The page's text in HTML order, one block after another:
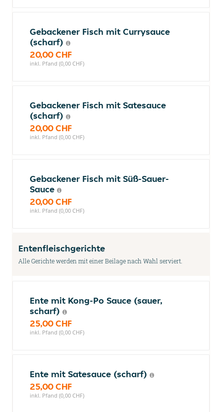
Gebackener Fisch mit Currysauce
(scharf)
20,00 CHF
inkl. Pfand (0,00 CHF)
Gebackener Fisch mit Satesauce
(scharf)
20,00 CHF
inkl. Pfand (0,00 CHF)
Gebackener Fisch mit Süß-Sauer-
Sauce
20,00 CHF
inkl. Pfand (0,00 CHF)
Entenfleischgerichte
Alle Gerichte werden mit einer Beilage nach Wahl serviert.
Ente mit Kong-Po Sauce (sauer,
scharf)
25,00 CHF
inkl. Pfand (0,00 CHF)
Ente mit Satesauce (scharf)
25,00 CHF
inkl. Pfand (0,00 CHF)